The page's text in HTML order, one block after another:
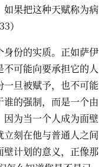
果把这种天赋称为病
）
份的实质。正如萨伊
可能向要承担它的人
旦被赋予，也不可能
的强制，而是一个由
为当一个人成为面壁
刻在他与普通人之间
计划的意义，正像那